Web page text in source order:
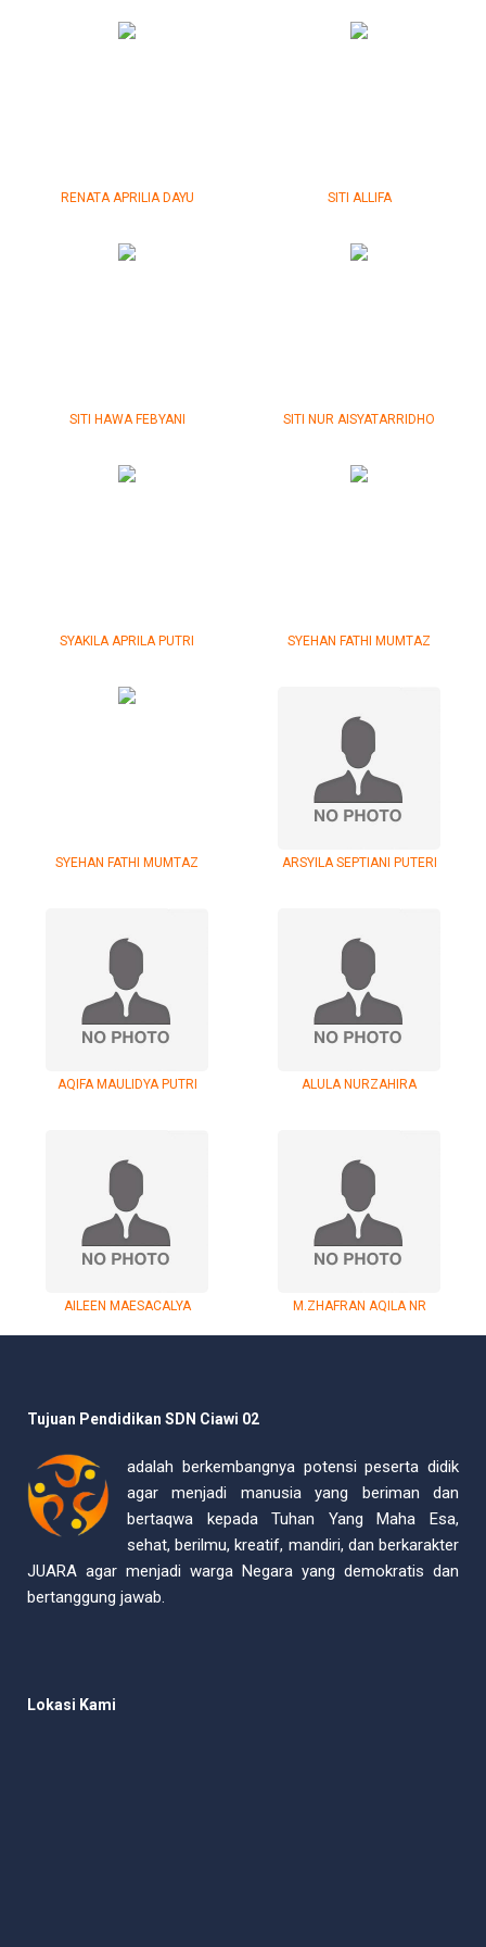
RENATA APRILIA DAYU SITI ALLIFA
SITI HAWA FEBYANI SITI NUR AISYATARRIDHO
SYAKILA APRILA PUTRI SYEHAN FATHI MUMTAZ
SYEHAN FATHI MUMTAZ ARSYILA SEPTIANI PUTERI
AQIFA MAULIDYA PUTRI ALULA NURZAHIRA
AILEEN MAESACALYA M.ZHAFRAN AQILA NR
Tujuan Pendidikan SDN Ciawi 02
adalah berkembangnya potensi peserta didik
agar menjadi manusia yang beriman dan
bertaqwa kepada Tuhan Yang Maha Esa,
sehat, berilmu, kreatif, mandiri, dan berkarakter
JUARA agar menjadi warga Negara yang demokratis dan
bertanggung jawab.
Lokasi Kami